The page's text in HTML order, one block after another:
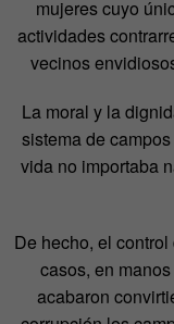
mujeres cuyo
actividades
vecinos
La moral y la
sistema de
vida no importaba
De hecho, el
casos, en
acabaron